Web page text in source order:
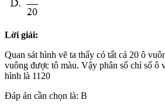
Lời giải:
Quan sát hình vẽ ta thấy có tất cả 20 ô
vuông được tô màu. Vậy phân số chỉ số ô
hình là 1120
Đáp án cần chọn là: B